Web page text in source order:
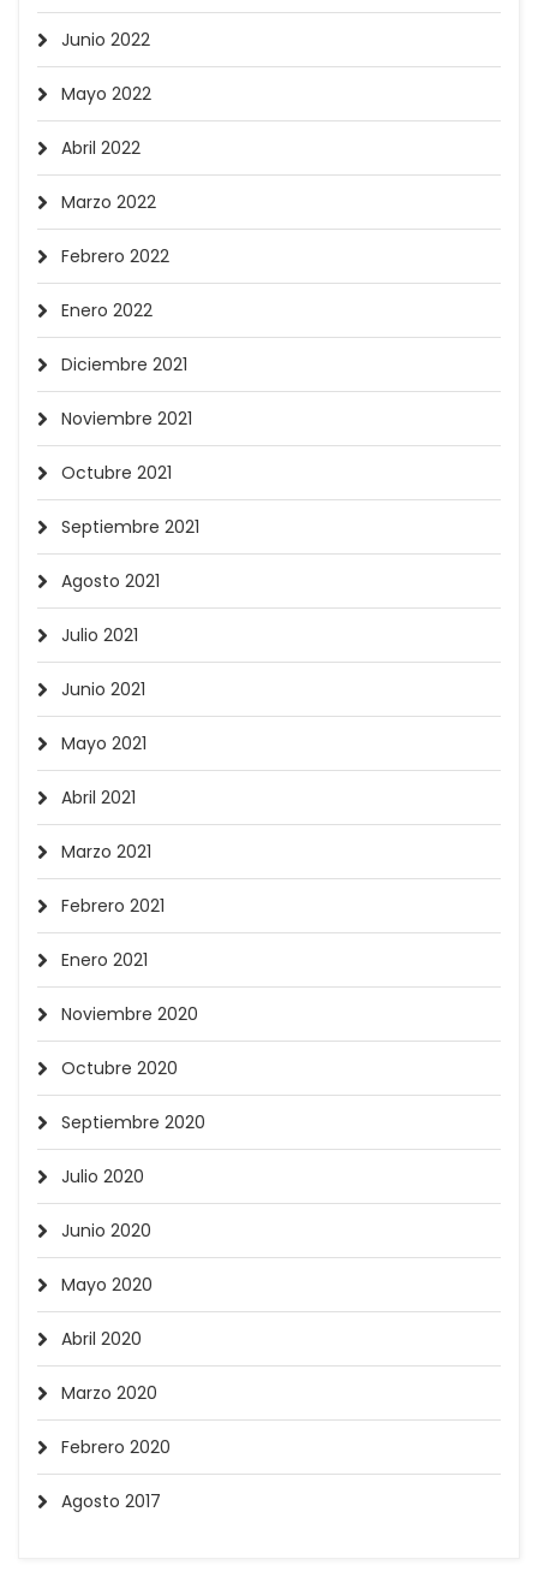
Junio 2022
Mayo 2022
Abril 2022
Marzo 2022
Febrero 2022
Enero 2022
Diciembre 2021
Noviembre 2021
Octubre 2021
Septiembre 2021
Agosto 2021
Julio 2021
Junio 2021
Mayo 2021
Abril 2021
Marzo 2021
Febrero 2021
Enero 2021
Noviembre 2020
Octubre 2020
Septiembre 2020
Julio 2020
Junio 2020
Mayo 2020
Abril 2020
Marzo 2020
Febrero 2020
Agosto 2017